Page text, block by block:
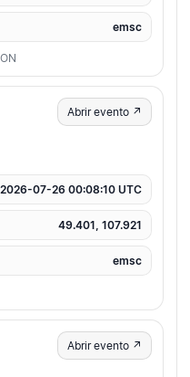
emsc
Abrir evento ↗
2026-07-26 00:08:10 UTC
49.401, 107.921
emsc
Abrir evento ↗